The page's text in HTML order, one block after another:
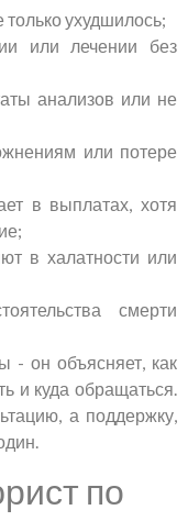
ухудшилось;
или лечении без
анализов или не
или потере
в выплатах, хотя
в халатности или
смерти
- он объясняет, как
и куда обращаться.
а поддержку,
по